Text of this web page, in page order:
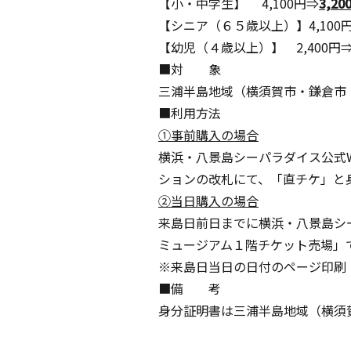
【シニア（６５歳以上）】4,100
【幼児（４歳以上）】 2,400円
■対 象
三浦半島地域（横須賀市・鎌倉
■利用方法
①事前購入の場合
横浜・八景島シーパラダイス公
ションの改札にて、「直チケ」
②当日購入の場合
来島日前日までに横浜・八景島
ミュージアム１階チケット売場
※来島日当日の日付のページ印刷
■備 考
身分証明書は三浦半島地域（横